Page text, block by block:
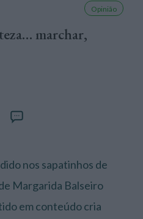
Opinião
marchar,
nos sapatinhos de
Margarida Balseiro
em conteúdo cria